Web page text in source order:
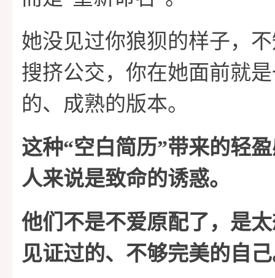
她没见过你狼狈的样子，
搜挤公交，你在她面前就
的、成熟的版本。
这种“空白简历”带来的轻
人来说是致命的诱惑。
他们不是不爱原配了，是
见证过的、不够完美的自